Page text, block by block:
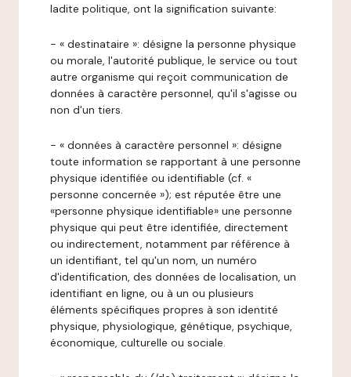
ladite politique, ont la signification suivante:
- « destinataire »: désigne la personne physique
ou morale, l'autorité publique, le service ou tout
autre organisme qui reçoit communication de
données à caractère personnel, qu'il s'agisse ou
non d'un tiers.
- « données à caractère personnel »: désigne
toute information se rapportant à une personne
physique identifiée ou identifiable (cf. «
personne concernée »); est réputée être une
«personne physique identifiable» une personne
physique qui peut être identifiée, directement
ou indirectement, notamment par référence à
un identifiant, tel qu'un nom, un numéro
d'identification, des données de localisation, un
identifiant en ligne, ou à un ou plusieurs
éléments spécifiques propres à son identité
physique, physiologique, génétique, psychique,
économique, culturelle ou sociale.